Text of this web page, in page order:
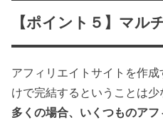
【ポイント５】マル
アフィリエイトサイトを作
けで完結するということは少
多くの場合、いくつものア